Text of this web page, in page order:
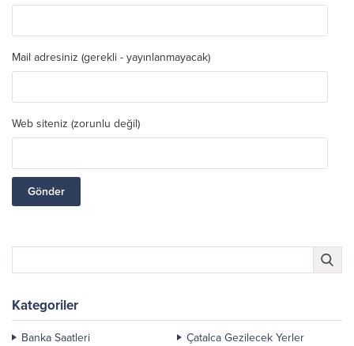
Mail adresiniz (gerekli - yayınlanmayacak)
Web siteniz (zorunlu değil)
Kategoriler
Banka Saatleri
Çatalca Gezilecek Yerler